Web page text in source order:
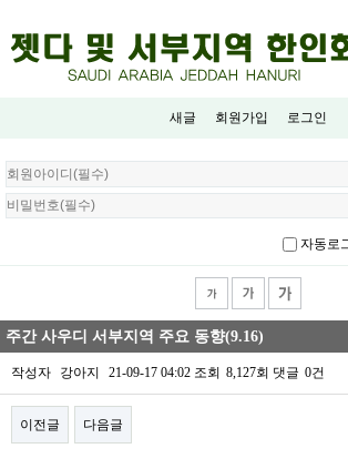
새글 회원가입 로그인
회
원
로
자동로
주간 사우디 서부지역 주요 동향(9.16)
작성자 강아지 21-09-17 04:02 조회 8,127회 댓글 0건
이전글 다음글